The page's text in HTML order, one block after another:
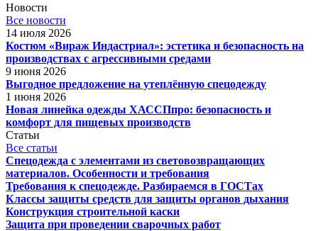
Новости
Все новости
14 июля 2026
Костюм «Вираж Индастриал»: эстетика и безопасность на
производствах с агрессивными средами
9 июня 2026
Выгодное предложение на утеплённую спецодежду
1 июня 2026
Новая линейка одежды ХАССПпро: безопасность и
комфорт для пищевых производств
Статьи
Все статьи
Спецодежда с элементами из световозвращающих
материалов. Особенности и требования
Требования к спецодежде. Разбираемся в ГОСТах
Классы защиты средств для защиты органов дыхания
Конструкция строительной каски
Защита при проведении сварочных работ